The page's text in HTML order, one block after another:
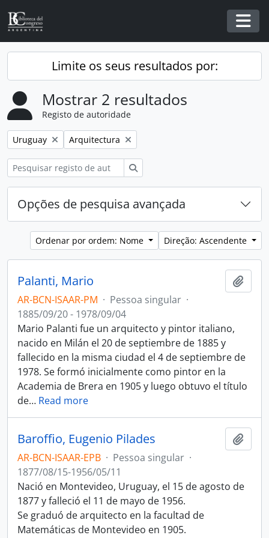
Skip to main content
Limite os seus resultados por:
Mostrar 2 resultados
Registo de autoridade
Remover filtro:
Uruguay Remover filtro:
Arquitectura
Opções de pesquisa avançada
Ordenar por ordem: Nome Direção: Ascendente
Palanti, Mario
AR-BCN-ISAAR-PM · Pessoa singular ·
1885/09/20 - 1978/09/04
Mario Palanti fue un arquitecto y pintor italiano,
nacido en Milán el 20 de septiembre de 1885 y
fallecido en la misma ciudad el 4 de septiembre de
1978. Se formó inicialmente como pintor en la
Academia de Brera en 1905 y luego obtuvo el título
de… Read more
Baroffio, Eugenio Pilades
AR-BCN-ISAAR-EPB · Pessoa singular ·
1877/08/15-1956/05/11
Nació en Montevideo, Uruguay, el 15 de agosto de
1877 y falleció el 11 de mayo de 1956.
Se graduó de arquitecto en la facultad de
Matemáticas de Montevideo en 1905.